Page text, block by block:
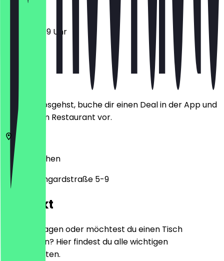
12:00 - 23:59 Uhr
Bevor du losgehst, buche dir einen Deal in der App und
zeige ihn im Restaurant vor.
52062
Aachen
Wirichsbongardstraße 5-9
Kontakt
Hast du Fragen oder möchtest du einen Tisch
reservieren? Hier findest du alle wichtigen
Kontaktdaten.